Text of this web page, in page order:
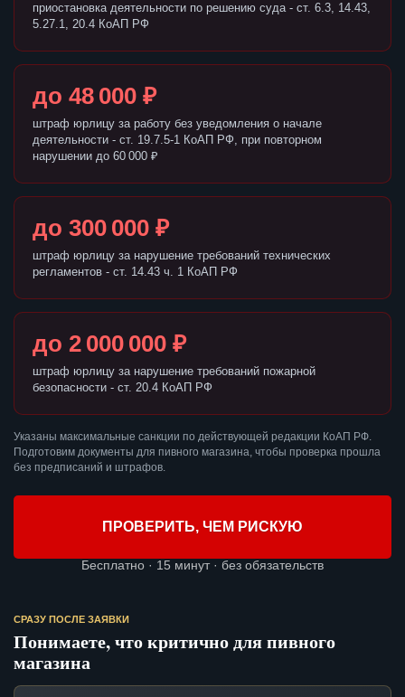
приостановка деятельности по решению суда - ст. 6.3, 14.43,
5.27.1, 20.4 КоАП РФ
до 48 000 ₽
штраф юрлицу за работу без уведомления о начале
деятельности - ст. 19.7.5-1 КоАП РФ, при повторном
нарушении до 60 000 ₽
до 300 000 ₽
штраф юрлицу за нарушение требований технических
регламентов - ст. 14.43 ч. 1 КоАП РФ
до 2 000 000 ₽
штраф юрлицу за нарушение требований пожарной
безопасности - ст. 20.4 КоАП РФ
Указаны максимальные санкции по действующей редакции КоАП РФ.
Подготовим документы для пивного магазина, чтобы проверка прошла
без предписаний и штрафов.
ПРОВЕРИТЬ, ЧЕМ РИСКУЮ
Бесплатно · 15 минут · без обязательств
СРАЗУ ПОСЛЕ ЗАЯВКИ
Понимаете, что критично для пивного
магазина